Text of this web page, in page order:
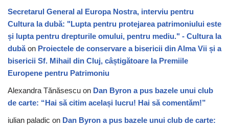
Secretarul General al Europa Nostra, interviu pentru
Cultura la dubă: "Lupta pentru protejarea patrimoniului este
și lupta pentru drepturile omului, pentru mediu." - Cultura la
dubăon Proiectele de conservare a bisericii din Alma Vii și a
bisericii Sf. Mihail din Cluj, câștigătoare la Premiile
Europene pentru Patrimoniu
Alexandra Tănăsescu on Dan Byron a pus bazele unui club
de carte: “Hai să citim același lucru! Hai să comentăm!”
iulian paladic on Dan Byron a pus bazele unui club de carte: